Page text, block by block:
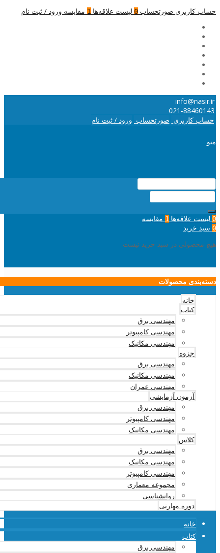
حساب کاربری صورتحساب 0 لیست علاقه‌ها 1 مقایسه ورود / ثبت نام
info@nasir.ir
021-88460143
حساب کاربری صورتحساب ورود / ثبت نام
منو
0 لیست علاقه‌ها 1 مقایسه
0 سبد خرید
هیچ محصولی در سبد خرید نیست.
دسته‌بندی محصولات
خانه
کتاب
مهندسی برق
مهندسی کامپیوتر
مهندسی مکانیک
جزوه
مهندسی برق
مهندسی مکانیک
مهندسی عمران
آزمون آزمایشی
مهندسی برق
مهندسی کامپیوتر
مهندسی مکانیک
کلاس
مهندسی برق
مهندسی مکانیک
مهندسی کامپیوتر
مجموعه معماری
روانشناسی
دوره مهارتی
خانه
کتاب
مهندسی برق